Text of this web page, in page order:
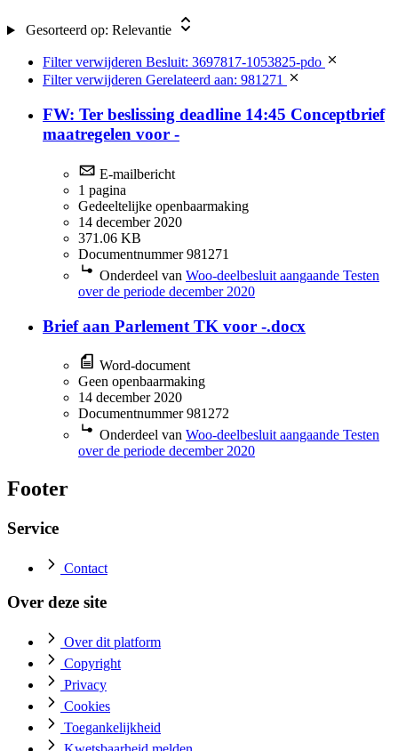
Gesorteerd op: Relevantie
Filter verwijderen Besluit: 3697817-1053825-pdo
Filter verwijderen Gerelateerd aan: 981271
FW: Ter beslissing deadline 14:45 Conceptbrief
maatregelen voor -
E-mailbericht
1 pagina
Gedeeltelijke openbaarmaking
14 december 2020
371.06 KB
Documentnummer 981271
Onderdeel van Woo-deelbesluit aangaande Testen
over de periode december 2020
Brief aan Parlement TK voor -.docx
Word-document
Geen openbaarmaking
14 december 2020
Documentnummer 981272
Onderdeel van Woo-deelbesluit aangaande Testen
over de periode december 2020
Footer
Service
Contact
Over deze site
Over dit platform
Copyright
Privacy
Cookies
Toegankelijkheid